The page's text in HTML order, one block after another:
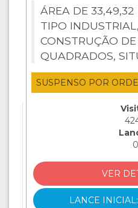
ÁREA DE
TIPO
CONSTRUÇÃO DE
QUADRADOS,
IMÓVEL SERRA,
SUSPENSO POR
0
VER
LANCE